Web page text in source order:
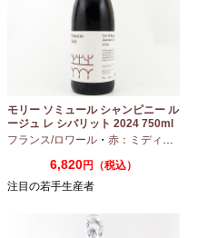
モリー ソミュール シャンピニー ル
ージュ レ シバリット 2024 750ml
フランス/ロワール ・ 赤：ミディアムボディ
6,820円（税込）
注目の若手生産者